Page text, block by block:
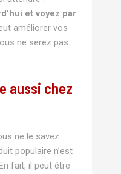
et voyez par
améliorer vos
ne serez pas
aussi chez
ne le savez
populaire n’est
fait, il peut être